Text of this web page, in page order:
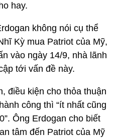
hay.
không nói cụ thể
Kỳ mua Patriot của Mỹ,
vào ngày 14/9, nhà lãnh
tới vấn đề này.
điều kiện cho thỏa thuận
công thì “ít nhất cũng
Ông Erdogan cho biết
tâm đến Patriot của Mỹ